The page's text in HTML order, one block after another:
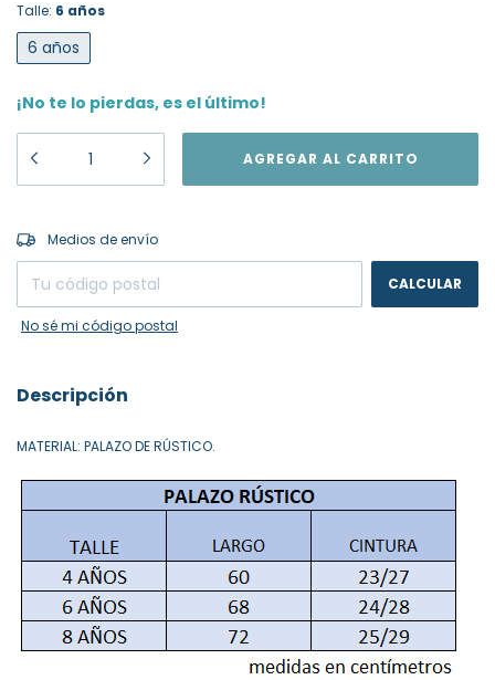
Talle: 6 años
6 años
¡No te lo pierdas, es el último!
Entregas para el CP:
Medios de envío
CALCULAR
No sé mi código postal
Descripción
MATERIAL: PALAZO DE RÚSTICO.